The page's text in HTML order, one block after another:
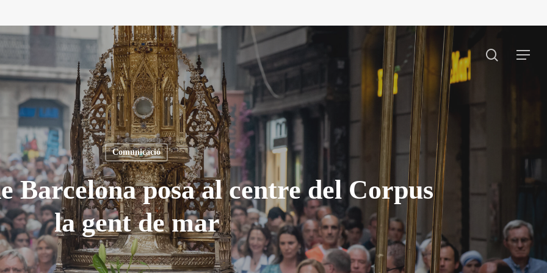
Menu
search
Comunicació
Barcelona posa al centre del Corpus
la gent de mar